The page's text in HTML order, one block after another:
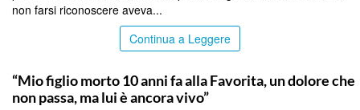
non farsi riconoscere aveva...
Continua a Leggere
“Mio figlio morto 10 anni fa alla Favorita, un dolore che
non passa, ma lui è ancora vivo”